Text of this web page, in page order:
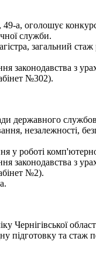
49-а, оголошує
служби.
загальний
законодавства з
№302).
державного
незалежності,
у роботі
законодавства з
№2).
Чернігівської
підготовку та стаж